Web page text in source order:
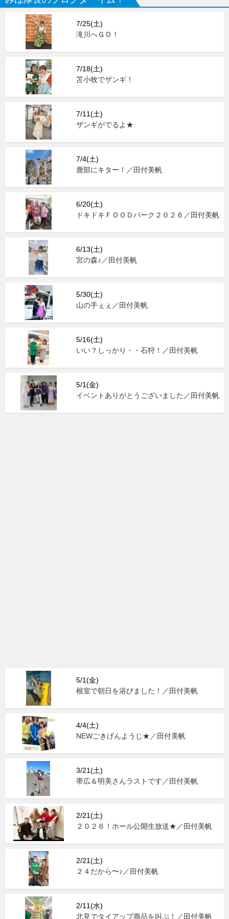
7/25(土)
滝川へＧＯ！
7/18(土)
苫小牧でザンギ！
7/11(土)
ザンギがでるよ★
7/4(土)
鹿部にキター！／田付美帆
6/20(土)
ドキドキＦＯＯＤパーク２０２６／田付美帆
6/13(土)
宮の森♪／田付美帆
5/30(土)
山の手ぇぇ／田付美帆
5/16(土)
いい？しっかり・・石狩！／田付美帆
5/1(金)
イベントありがとうございました／田付美帆
5/1(金)
根室で朝日を浴びました！／田付美帆
4/4(土)
NEWごきげんようじ★／田付美帆
3/21(土)
帯広＆明美さんラストです／田付美帆
2/21(土)
２０２６！ホール公開生放送★／田付美帆
2/21(土)
２４だから〜♪／田付美帆
2/11(水)
北見でタイアップ商品を叫ぶ！／田付美帆